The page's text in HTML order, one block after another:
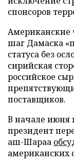
спонсоров
Американские
шаг Дамаска
статуса без
сирийская
российское
поставщиков.
В начале
президент
аш-Шараа
американских